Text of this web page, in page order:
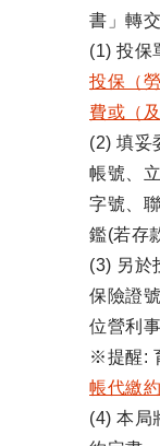
書」轉
(1) 投保
投保（
費或（
(2) 填妥
帳號、
字號、
鑑(若存
(3) 另於
保險證
位營利
※提醒:
帳代繳
(4) 本局